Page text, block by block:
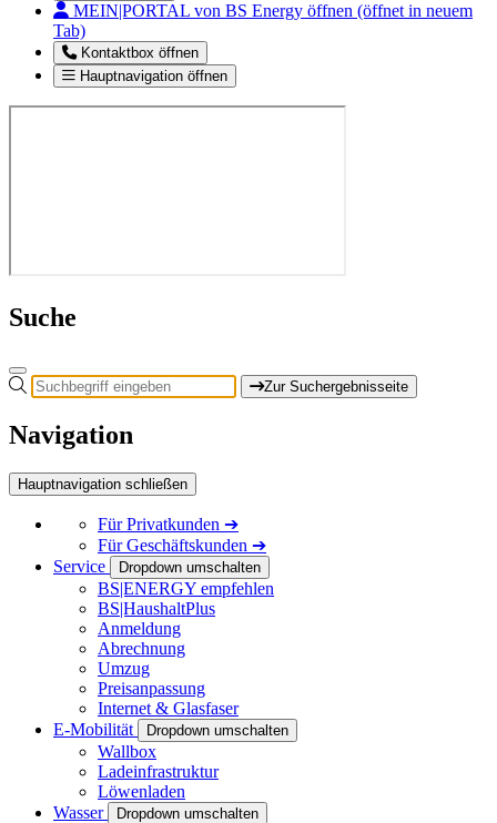
MEIN|PORTAL von BS Energy öffnen (öffnet in neuem
Tab)
Kontaktbox öffnen
Hauptnavigation öffnen
Suche
Zur Suchergebnisseite
Navigation
Hauptnavigation schließen
FürPrivatkunden ➔
FürGeschäftskunden ➔
Service
Dropdown umschalten
BS|ENERGY empfehlen
BS|HaushaltPlus
Anmeldung
Abrechnung
Umzug
Preisanpassung
Internet & Glasfaser
E-Mobilität
Dropdown umschalten
Wallbox
Ladeinfrastruktur
Löwenladen
Wasser
Dropdown umschalten